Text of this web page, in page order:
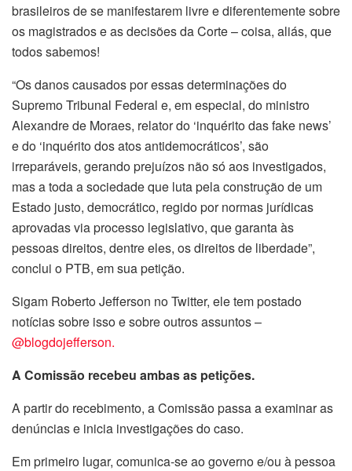
brasileiros de se manifestarem livre e diferentemente sobre
os magistrados e as decisões da Corte – coisa, aliás, que
todos sabemos!
“Os danos causados por essas determinações do
Supremo Tribunal Federal e, em especial, do ministro
Alexandre de Moraes, relator do ‘inquérito das fake news’
e do ‘inquérito dos atos antidemocráticos’, são
irreparáveis, gerando prejuízos não só aos investigados,
mas a toda a sociedade que luta pela construção de um
Estado justo, democrático, regido por normas jurídicas
aprovadas via processo legislativo, que garanta às
pessoas direitos, dentre eles, os direitos de liberdade”,
conclui o PTB, em sua petição.
Sigam Roberto Jefferson no Twitter, ele tem postado
notícias sobre isso e sobre outros assuntos –
@blogdojefferson.
A Comissão recebeu ambas as petições.
A partir do recebimento, a Comissão passa a examinar as
denúncias e inicia investigações do caso.
Em primeiro lugar, comunica-se ao governo e/ou à pessoa